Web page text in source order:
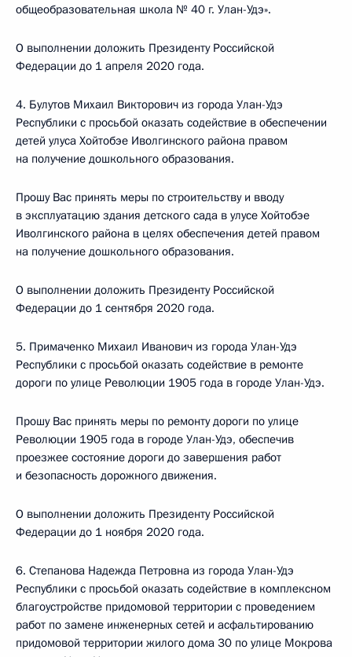
общеобразовательная школа № 40 г. Улан-Удэ».
О выполнении доложить Президенту Российской
Федерации до 1 апреля 2020 года.
4. Булутов Михаил Викторович из города Улан-Удэ
Республики с просьбой оказать содействие в обеспечении
детей улуса Хойтобэе Иволгинского района правом
на получение дошкольного образования.
Прошу Вас принять меры по строительству и вводу
в эксплуатацию здания детского сада в улусе Хойтобэе
Иволгинского района в целях обеспечения детей правом
на получение дошкольного образования.
О выполнении доложить Президенту Российской
Федерации до 1 сентября 2020 года.
5. Примаченко Михаил Иванович из города Улан-Удэ
Республики с просьбой оказать содействие в ремонте
дороги по улице Революции 1905 года в городе Улан-Удэ.
Прошу Вас принять меры по ремонту дороги по улице
Революции 1905 года в городе Улан-Удэ, обеспечив
проезжее состояние дороги до завершения работ
и безопасность дорожного движения.
О выполнении доложить Президенту Российской
Федерации до 1 ноября 2020 года.
6. Степанова Надежда Петровна из города Улан-Удэ
Республики с просьбой оказать содействие в комплексном
благоустройстве придомовой территории с проведением
работ по замене инженерных сетей и асфальтированию
придомовой территории жилого дома 30 по улице Мокрова